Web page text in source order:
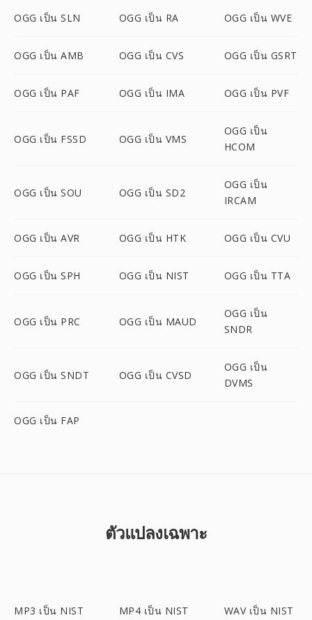
OGG เป็น SLN OGG เป็น RA OGG เป็น WVE
OGG เป็น AMB OGG เป็น CVS OGG เป็น GSRT
OGG เป็น PAF OGG เป็น IMA OGG เป็น PVF
OGG เป็น FSSD OGG เป็น VMS
OGG เป็น
HCOM
OGG เป็น SOU OGG เป็น SD2
OGG เป็น
IRCAM
OGG เป็น AVR OGG เป็น HTK OGG เป็น CVU
OGG เป็น SPH OGG เป็น NIST OGG เป็น TTA
OGG เป็น PRC OGG เป็น MAUD
OGG เป็น
SNDR
OGG เป็น SNDT OGG เป็น CVSD
OGG เป็น
DVMS
OGG เป็น FAP
ตัวแปลงเฉพาะ
MP3 เป็น NIST MP4 เป็น NIST WAV เป็น NIST